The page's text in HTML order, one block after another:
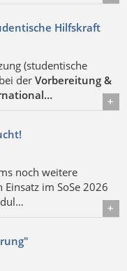
Hilfskraft
(studentische
bei der Vorbereitung &
noch weitere
im SoSe 2026